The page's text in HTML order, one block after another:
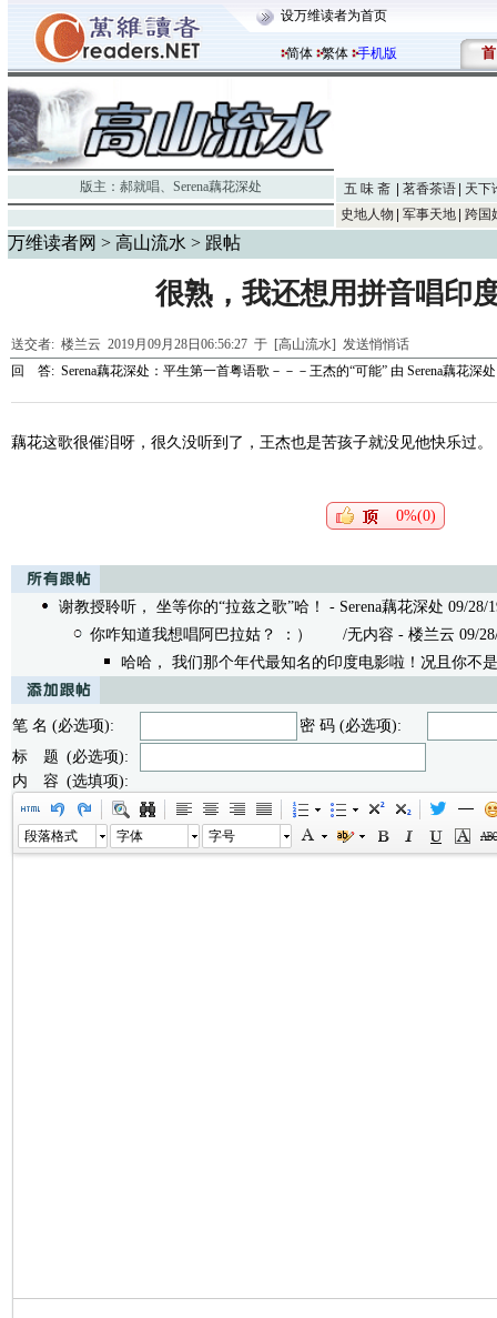
设万维读者为首页
简体 繁体 手机版 首
版主： 郝就唱、 Serena藕花深处 五 味 斋 茗香茶语
天下
史地人物
军事天地 跨国
万维读者网 > 高山流水 > 跟帖
很熟，我还想用拼音唱印
送交者: 楼兰云 2019月09月28日06:56:27 于 [高山流水] 发送悄悄话
回 答: Serena藕花深处：平生第一首粤语歌－－－王杰的“可能” 由 Serena藕花深处
藕花这歌很催泪呀，很久没听到了，王杰也是苦孩子就没见他快乐过。
0%(0)
谢教授聆听， 坐等你的“拉兹之歌”哈！
- Serena藕花深处 09/28/
你咋知道我想唱阿巴拉姑？ ：）
/无内容 - 楼兰云 09/28/
哈哈， 我们那个年代最知名的印度电影啦！况且你不
笔 名 (必选项):
密 码 (必选项):
标 题 (必选项):
内 容 (选填项):
段落格式 字体 字号